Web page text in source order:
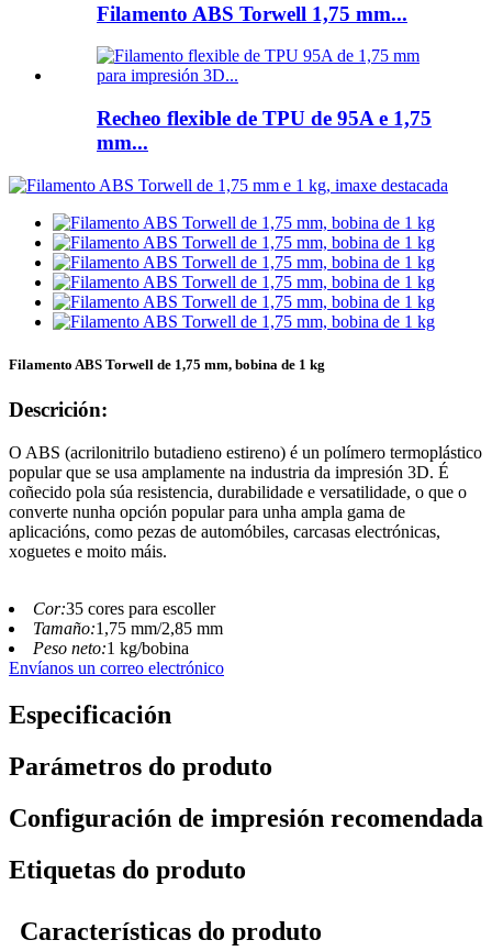
Filamento ABS Torwell 1,75 mm...
Recheo flexible de TPU de 95A e 1,75
mm...
Filamento ABS Torwell de 1,75 mm, bobina de 1 kg
Descrición:
O ABS (acrilonitrilo butadieno estireno) é un polímero termoplástico
popular que se usa amplamente na industria da impresión 3D. É
coñecido pola súa resistencia, durabilidade e versatilidade, o que o
converte nunha opción popular para unha ampla gama de
aplicacións, como pezas de automóbiles, carcasas electrónicas,
xoguetes e moito máis.
Cor:35 cores para escoller
Tamaño:1,75 mm/2,85 mm
Peso neto:1 kg/bobina
Envíanos un correo electrónico
Especificación
Parámetros do produto
Configuración de impresión recomendada
Etiquetas do produto
Características do produto